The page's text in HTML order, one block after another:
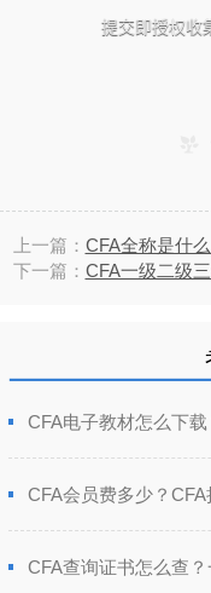
上一篇： CFA全称是什
下一篇： CFA一级二级
CFA电子教材怎么下
CFA会员费多少？
CFA查询证书怎么查